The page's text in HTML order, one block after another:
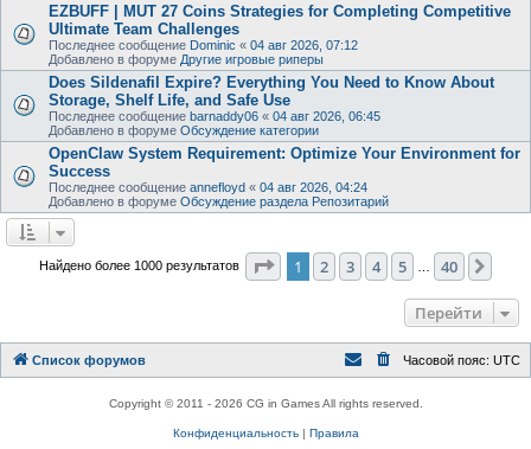
EZBUFF | MUT 27 Coins Strategies for Completing Competitive
Ultimate Team Challenges
Последнее сообщение Dominic « 04 авг 2026, 07:12
Добавлено в форуме Другие игровые риперы
Does Sildenafil Expire? Everything You Need to Know About
Storage, Shelf Life, and Safe Use
Последнее сообщение barnaddy06 « 04 авг 2026, 06:45
Добавлено в форуме Обсуждение категории
OpenClaw System Requirement: Optimize Your Environment for
Success
Последнее сообщение annefloyd « 04 авг 2026, 04:24
Добавлено в форуме Обсуждение раздела Репозитарий
Найдено более 1000 результатов Страница из 40
1 2 3 4 5 40
Перейти
Список форумов Часовой пояс: UTC
Copyright © 2011 - 2026 CG in Games All rights reserved.
Конфиденциальность| Правила